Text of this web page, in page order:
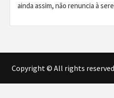
ainda assim, não renuncia à
Copyright © All rights